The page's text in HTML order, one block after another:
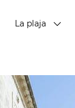
La plaja